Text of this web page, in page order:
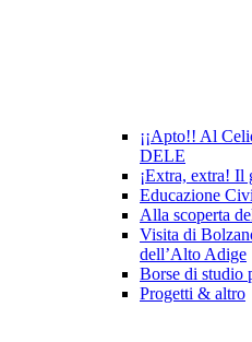
¡¡Apto!! Al
DELE
¡Extra, extra! Il
Educazione
Alla scoperta
Visita di
dell’Alto Adige
Borse di studio
Progetti & altro